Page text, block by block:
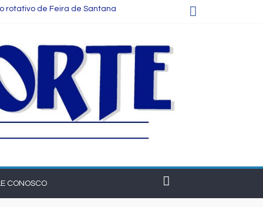
rotativo de Feira de Santana
o setor na Bahia
aponta Etene
CONOSCO